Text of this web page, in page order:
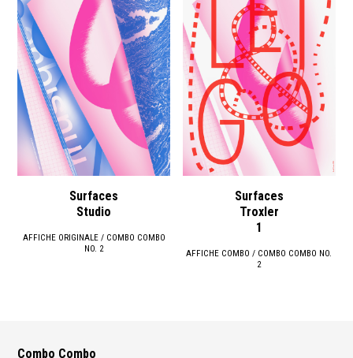
Surfaces
Studio
AFFICHE ORIGINALE / COMBO COMBO
NO. 2
Surfaces
Troxler
1
AFFICHE COMBO / COMBO COMBO NO.
2
Combo Combo